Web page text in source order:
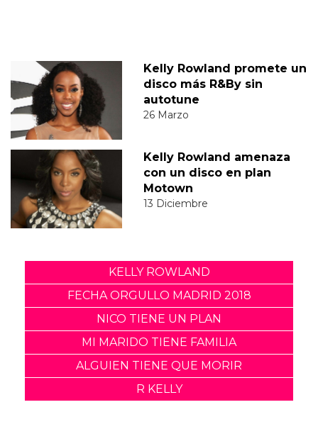
Kelly Rowland promete un
disco más R&By sin
autotune
26 Marzo
Kelly Rowland amenaza
con un disco en plan
Motown
13 Diciembre
KELLY ROWLAND
FECHA ORGULLO MADRID 2018
NICO TIENE UN PLAN
MI MARIDO TIENE FAMILIA
ALGUIEN TIENE QUE MORIR
R KELLY